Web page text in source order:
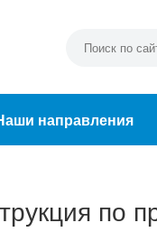
направления
по